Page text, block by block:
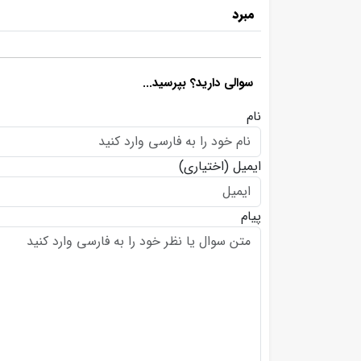
مبرد
سوالی دارید؟ بپرسید...
نام
ایمیل (اختیاری)
پیام